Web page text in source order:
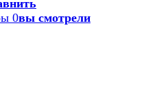
0вы смотрели